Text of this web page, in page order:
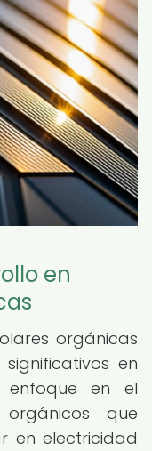
en
orgánicas
en
en el
que
en electricidad